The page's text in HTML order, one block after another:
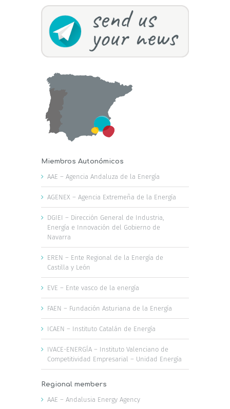
Miembros Autonómicos
AAE – Agencia Andaluza de la Energía
AGENEX – Agencia Extremeña de la Energía
DGIEI – Dirección General de Industria,
Energía e Innovación del Gobierno de
Navarra
EREN – Ente Regional de la Energía de
Castilla y León
EVE – Ente vasco de la energía
FAEN – Fundación Asturiana de la Energía
ICAEN – Instituto Catalán de Energía
IVACE-ENERGÍA – Instituto Valenciano de
Competitividad Empresarial – Unidad Energía
Regional members
AAE – Andalusia Energy Agency